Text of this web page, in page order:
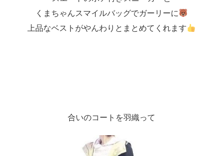
くまちゃんスマイルバッグでガーリーに
上品なベストがやんわりとまとめてくれます
合いのコートを羽織って